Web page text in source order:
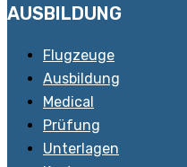
AUSBILDUNG
Flugzeuge
Ausbildung
Medical
Prüfung
Unterlagen